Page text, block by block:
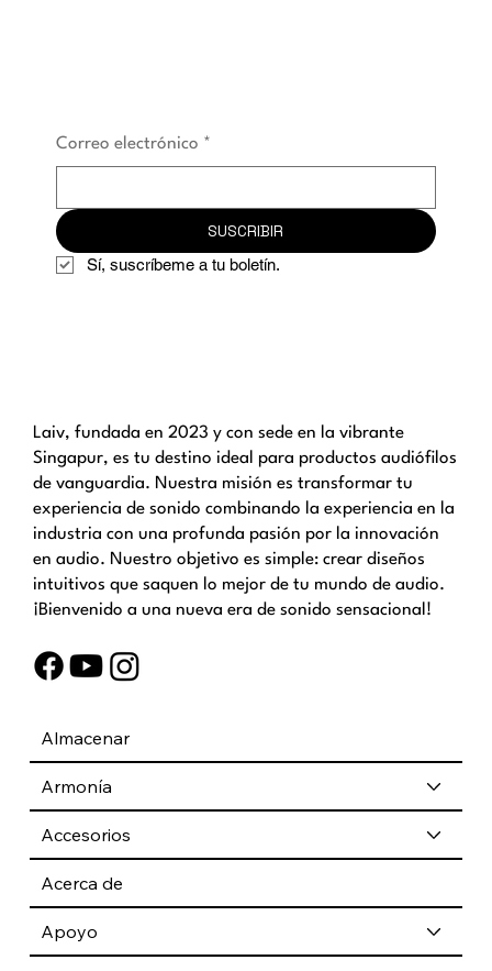
Correo electrónico *
SUSCRIBIR
Sí, suscríbeme a tu boletín.
Laiv, fundada en 2023 y con sede en la vibrante
Singapur, es tu destino ideal para productos audiófilos
de vanguardia. Nuestra misión es transformar tu
experiencia de sonido combinando la experiencia en la
industria con una profunda pasión por la innovación
en audio. Nuestro objetivo es simple: crear diseños
intuitivos que saquen lo mejor de tu mundo de audio.
¡Bienvenido a una nueva era de sonido sensacional!
Almacenar
Armonía
Accesorios
Acerca de
Apoyo